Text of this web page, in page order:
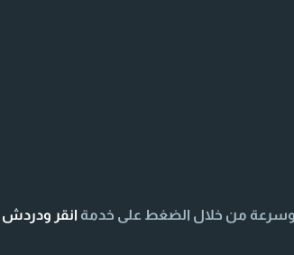
من خلال الضغط على خدمة انقر ودردش